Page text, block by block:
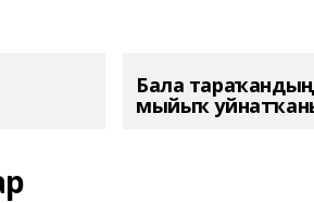
Бала тараҡандың
мыйыҡ